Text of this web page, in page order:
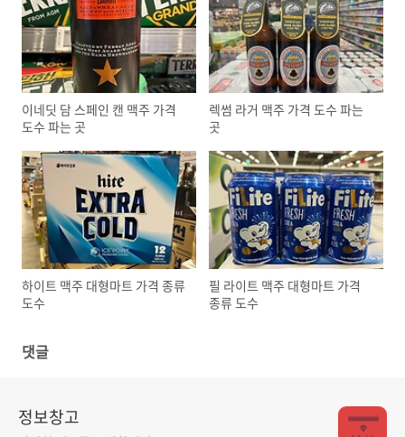
이네딧 담 스페인 캔 맥주 가격
도수 파는 곳
렉썸 라거 맥주 가격 도수 파는
곳
하이트 맥주 대형마트 가격 종류
도수
필 라이트 맥주 대형마트 가격
종류 도수
댓글
정보창고